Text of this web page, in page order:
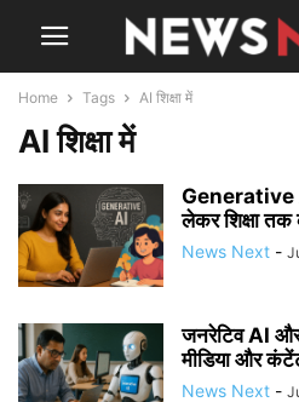
Home Tags AI शिक्षा में
AI शिक्षा में
Generative
लेकर शिक्षा तक
News Next -
जनरेटिव AI और
मीडिया और
News Next -